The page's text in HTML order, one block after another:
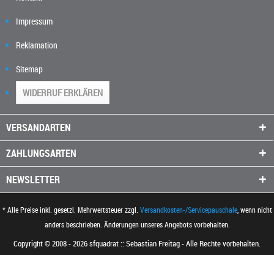
Impressum
Reklamation
Sitemap
WIDERRUF ERKLÄREN
VERSANDARTEN
ZAHLUNGSARTEN
NEWSLETTER
* Alle Preise inkl. gesetzl. Mehrwertsteuer zzgl. Versandkosten-/Servicepauschale, wenn nicht
anders beschrieben. Änderungen unseres Angebots vorbehalten.
Copyright © 2008 - 2026 sfquadrat :: Sebastian Freitag - Alle Rechte vorbehalten.